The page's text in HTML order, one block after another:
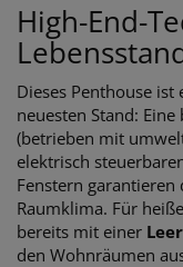
High-End-
Dieses Penthouse
neuesten Stand:
(betrieben mit
elektrisch
Fenstern garantieren
Raumklima. Für
bereits mit einer
den Wohnräumen